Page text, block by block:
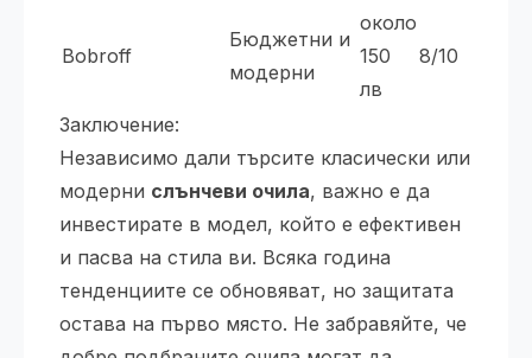
Bobroff
Бюджетни и
модерни
около
150
лв
8/10
Заключение:
Независимо дали търсите класически или
модерни слънчеви очила, важно е да
инвестирате в модел, който е ефективен
и пасва на стила ви. Всяка година
тенденциите се обновяват, но защитата
остава на първо място. Не забравяйте, че